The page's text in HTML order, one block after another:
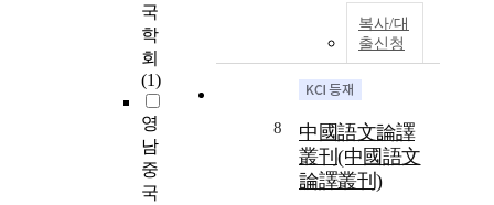
국
학
회
(1)
영
남
중
국
복사/대
출신청
8
中國語文論譯
叢刊(中國語文
論譯叢刊)